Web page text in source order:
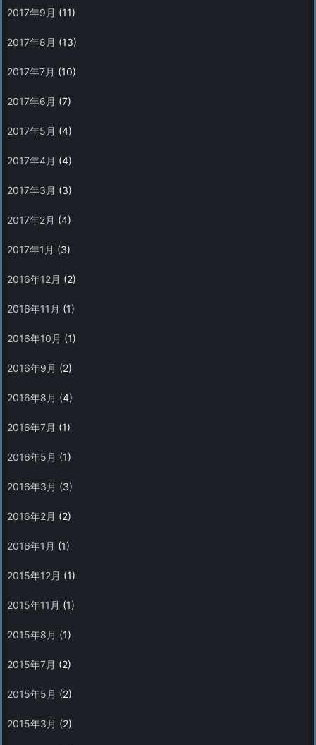
2017年9月 (11)
2017年8月 (13)
2017年7月 (10)
2017年6月 (7)
2017年5月 (4)
2017年4月 (4)
2017年3月 (3)
2017年2月 (4)
2017年1月 (3)
2016年12月 (2)
2016年11月 (1)
2016年10月 (1)
2016年9月 (2)
2016年8月 (4)
2016年7月 (1)
2016年5月 (1)
2016年3月 (3)
2016年2月 (2)
2016年1月 (1)
2015年12月 (1)
2015年11月 (1)
2015年8月 (1)
2015年7月 (2)
2015年5月 (2)
2015年3月 (2)